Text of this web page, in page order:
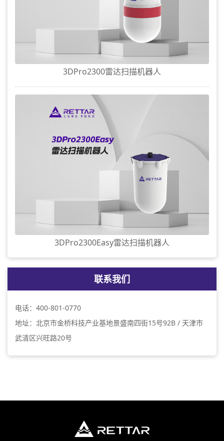
3DPro2300雷达扫描机器人
3DPro2300Easy雷达扫描机器人
联系我们
电话：400-801-0770
地址：北京市金桥科技产业基地景盛南四街15号92B / 天津市
武清区兴旺路20号